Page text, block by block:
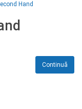
Hand
Continuă